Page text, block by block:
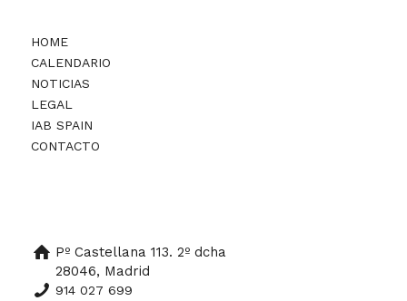
HOME
CALENDARIO
NOTICIAS
LEGAL
IAB SPAIN
CONTACTO
Pº Castellana 113. 2º dcha
28046, Madrid
914 027 699